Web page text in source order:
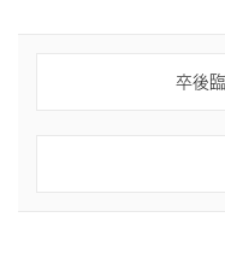
卒後